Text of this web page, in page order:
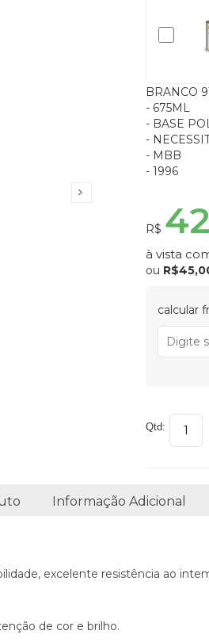
BRANCO
- 675ML
- BASE
-
- MBB
- 1996
R$
à vista
ou
calcular
Qtd:
Informação Adicional
excelente resistência ao
de cor e brilho.